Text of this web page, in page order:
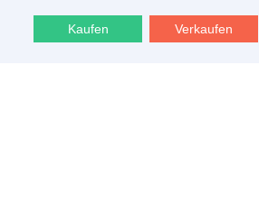
Kaufen Verkaufen